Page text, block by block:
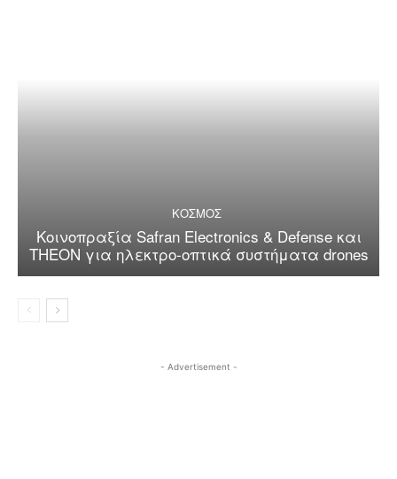
ΚΟΣΜΟΣ
Κοινοπραξία Safran Electronics & Defense και
THEON για ηλεκτρο-οπτικά συστήματα drones
- Advertisement -